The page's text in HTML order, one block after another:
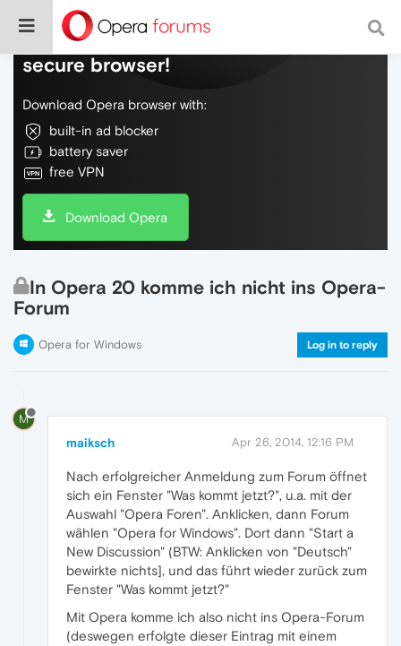
Do more on the web, with a fast and
secure browser!
Download Opera browser with:
built-in ad blocker
battery saver
free VPN
Download Opera
In Opera 20 komme ich nicht ins Opera-
Forum
Opera for Windows Log in to reply
M
maiksch Apr 26, 2014, 12:16 PM
Nach erfolgreicher Anmeldung zum Forum öffnet
sich ein Fenster "Was kommt jetzt?", u.a. mit der
Auswahl "Opera Foren". Anklicken, dann Forum
wählen "Opera for Windows". Dort dann "Start a
New Discussion" (BTW: Anklicken von "Deutsch"
bewirkte nichts], und das führt wieder zurück zum
Fenster "Was kommt jetzt?"
Mit Opera komme ich also nicht ins Opera-Forum
(deswegen erfolgte dieser Eintrag mit einem